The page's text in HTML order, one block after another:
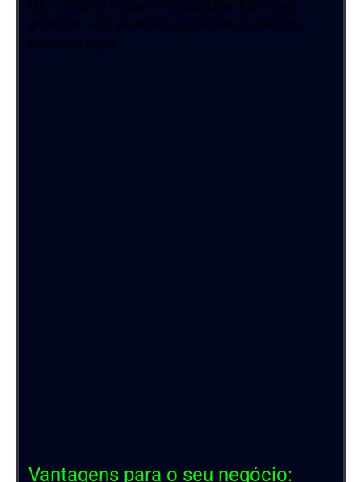
uma compra) é maior. Ao segmentar bem seus
anúncios, você pode alcançar o público certo no
momento certo.
Vantagens para o seu negócio: